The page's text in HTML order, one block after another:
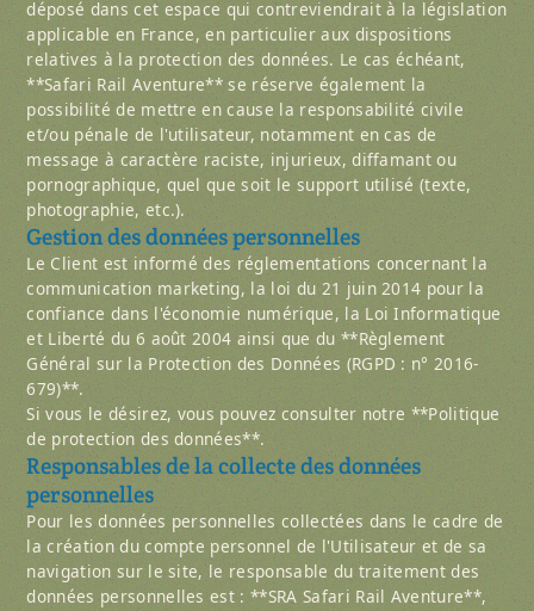
déposé dans cet espace qui contreviendrait à la législation
applicable en France, en particulier aux dispositions
relatives à la protection des données. Le cas échéant,
**Safari Rail Aventure** se réserve également la
possibilité de mettre en cause la responsabilité civile
et/ou pénale de l'utilisateur, notamment en cas de
message à caractère raciste, injurieux, diffamant ou
pornographique, quel que soit le support utilisé (texte,
photographie, etc.).
Gestion des données personnelles
Le Client est informé des réglementations concernant la
communication marketing, la loi du 21 juin 2014 pour la
confiance dans l'économie numérique, la Loi Informatique
et Liberté du 6 août 2004 ainsi que du **Règlement
Général sur la Protection des Données (RGPD : n° 2016-
679)**.
Si vous le désirez, vous pouvez consulter notre **Politique
de protection des données**.
Responsables de la collecte des données
personnelles
Pour les données personnelles collectées dans le cadre de
la création du compte personnel de l'Utilisateur et de sa
navigation sur le site, le responsable du traitement des
données personnelles est : **SRA Safari Rail Aventure**,